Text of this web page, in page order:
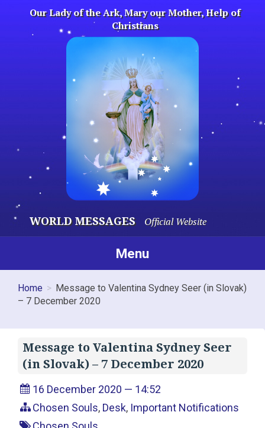
content
Our Lady of the Ark, Mary our Mother, Help of
Christians
WORLD MESSAGES Official Website
Menu
Home
Message to Valentina Sydney Seer (in Slovak)
– 7 December 2020
Message to Valentina Sydney Seer
(in Slovak) – 7 December 2020
16 December 2020 — 14:52
Chosen Souls, Desk, Important Notifications